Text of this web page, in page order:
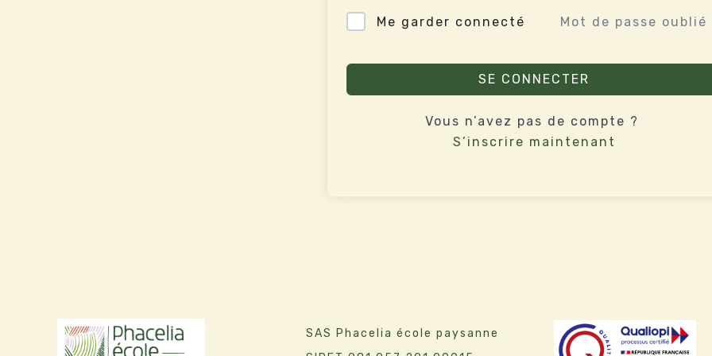
Me garder connecté Mot de passe oublié
SE CONNECTER
Vous n’avez pas de compte ?
S’inscrire maintenant
SAS Phacelia école paysanne